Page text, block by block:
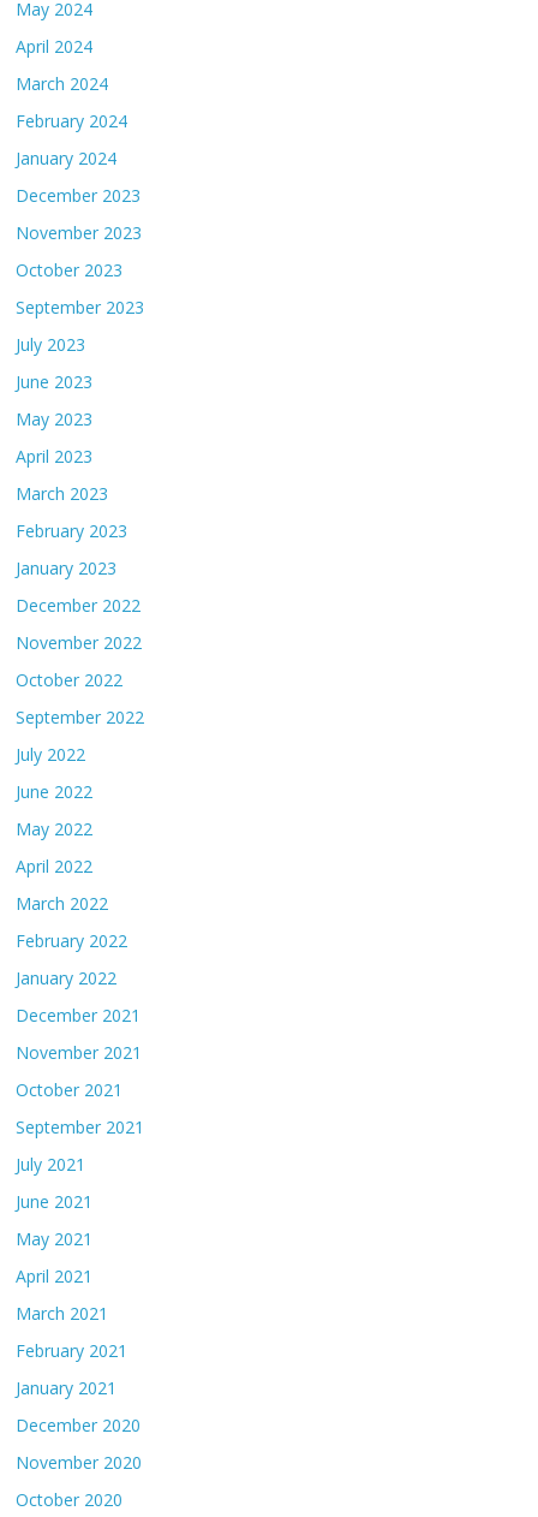
May 2024
April 2024
March 2024
February 2024
January 2024
December 2023
November 2023
October 2023
September 2023
July 2023
June 2023
May 2023
April 2023
March 2023
February 2023
January 2023
December 2022
November 2022
October 2022
September 2022
July 2022
June 2022
May 2022
April 2022
March 2022
February 2022
January 2022
December 2021
November 2021
October 2021
September 2021
July 2021
June 2021
May 2021
April 2021
March 2021
February 2021
January 2021
December 2020
November 2020
October 2020